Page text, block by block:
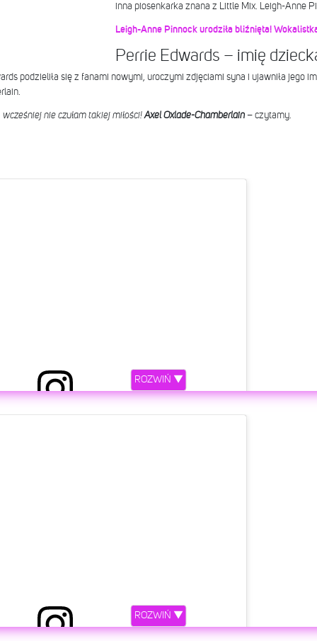
inna piosenkarka znana z Little Mix. Leigh-Anne
Leigh-Anne Pinnock urodziła bliźnięta!
Perrie Edwards – imię
podzieliła się z fanami nowymi, uroczymi zdjęciami syna i ujawniła jego
nie czułam takiej miłości!Axel Oxlade-Chamberlain – czytamy.
Perrie Edwards 🖤 (@perrieedwards)
ROZWIŃ ▼
ROZWIŃ ▼